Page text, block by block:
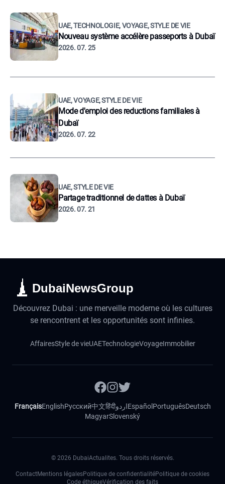
UAE, TECHNOLOGIE, VOYAGE, STYLE DE VIE
Nouveau système accélère passeports à Dubaï
2026. 07. 25
UAE, VOYAGE, STYLE DE VIE
Mode d'emploi des reductions familiales à
Dubaï
2026. 07. 22
UAE, STYLE DE VIE
Partage traditionnel de dattes à Dubaï
2026. 07. 21
DubaiNewsGroup
Découvrez Dubai : une merveille moderne où les cultures
se rencontrent et les opportunités sont infinies.
AffairesStyle de vieUAETechnologieVoyageImmobilier
FrançaisEnglishРусский中文हिंदीاردوEspañol PortuguêsDeutsch
MagyarSlovenský
© 2026 DubaiActualites. Tous droits réservés.
ContactMentions légalesPolitique de confidentialitéPolitique de cookies
Code éthiqueVérification des faits